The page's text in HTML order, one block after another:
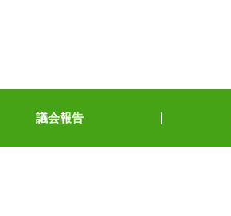
議会報告